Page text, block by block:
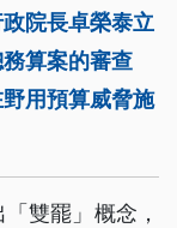
院長卓榮泰立
算案的審查
用預算威脅施
雙罷」概念，